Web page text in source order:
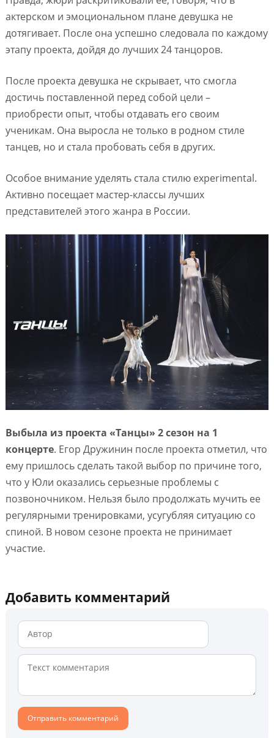
актерском и эмоциональном плане девушка не
дотягивает. После она успешно следовала по каждому
этапу проекта, дойдя до лучших 24 танцоров.
После проекта девушка не скрывает, что смогла
достичь поставленной перед собой цели –
приобрести опыт, чтобы отдавать его своим
ученикам. Она выросла не только в родном стиле
танцев, но и стала пробовать себя в других.
Особое внимание уделять стала стилю experimental.
Активно посещает мастер-классы лучших
представителей этого жанра в России.
Выбыла из проекта «Танцы» 2 сезон на 1
концерте. Егор Дружинин после проекта отметил, что
ему пришлось сделать такой выбор по причине того,
что у Юли оказались серьезные проблемы с
позвоночником. Нельзя было продолжать мучить ее
регулярными тренировками, усугубляя ситуацию со
спиной. В новом сезоне проекта не принимает
участие.
Добавить комментарий